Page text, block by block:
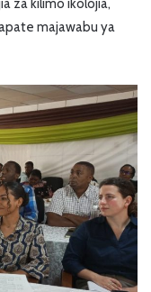
za kilimo ikolojia,
majawabu ya